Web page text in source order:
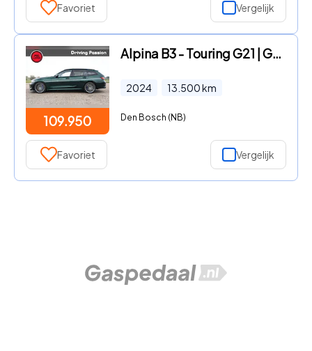
Favoriet Vergelijk
109.950
Alpina B3 - Touring G21 | Groen | Full option
2024 13.500km
Den Bosch (NB)
Favoriet Vergelijk